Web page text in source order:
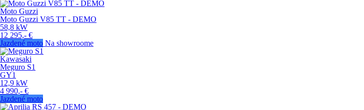
Moto Guzzi
Moto Guzzi V85 TT - DEMO
58,8 kW
12 295,- €
Jazdené moto Na showroome
Kawasaki
Meguro S1
GY1
12,9 kW
4 990,- €
Jazdené moto